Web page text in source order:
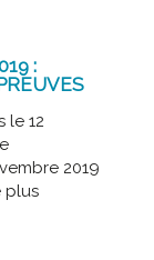
:
le 12
2019
plus